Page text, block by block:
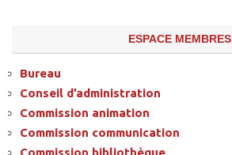
ESPACE MEMBRES
Bureau
Conseil d’administration
Commission animation
Commission communication
Commission bibliothèque